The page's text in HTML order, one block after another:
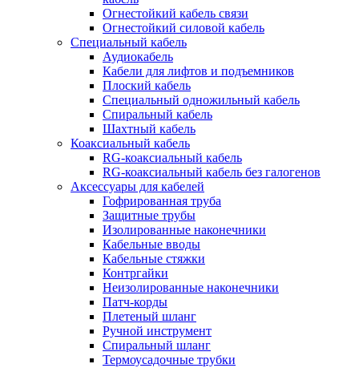
Огнестойкий кабель связи
Огнестойкий силовой кабель
Специальный кабель
Аудиокабель
Кабели для лифтов и подъемников
Плоский кабель
Специальный одножильный кабель
Спиральный кабель
Шахтный кабель
Коаксиальный кабель
RG-коаксиальный кабель
RG-коаксиальный кабель без галогенов
Аксессуары для кабелей
Гофрированная труба
Защитные трубы
Изолированные наконечники
Кабельные вводы
Кабельные стяжки
Контргайки
Неизолированные наконечники
Патч-корды
Плетеный шланг
Ручной инструмент
Спиральный шланг
Термоусадочные трубки